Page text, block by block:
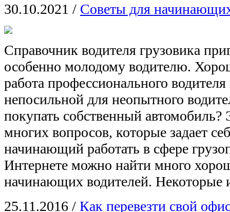
30.10.2021 / Советы для
Справочник водителя грузовика
особенно молодому водителю.
работа профессионального
непосильной для неопытного
покупать собственный автомобиль?
многих вопросов, которые задает
начинающий работать в сфере
Интернете можно найти много
начинающих водителей.
25.11.2016 / Как перевезти свой